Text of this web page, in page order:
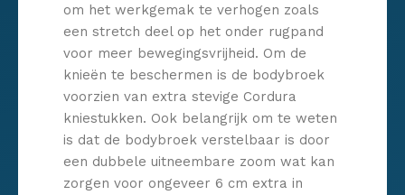
om het werkgemak te verhogen zoals
een stretch deel op het onder rugpand
voor meer bewegingsvrijheid. Om de
knieën te beschermen is de bodybroek
voorzien van extra stevige Cordura
kniestukken. Ook belangrijk om te weten
is dat de bodybroek verstelbaar is door
een dubbele uitneembare zoom wat kan
zorgen voor ongeveer 6 cm extra in